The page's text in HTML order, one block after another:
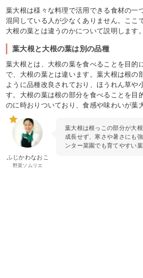
葉大根は様々な料理で活用できる食材の一
混同している人が少なくありません。ここ
大根の葉とは違うのかについて説明します。
葉大根と大根の葉は別の品種
葉大根とは、大根の葉を食べることを目的
で、大根の葉とは違います。葉大根は根の
ように品種改良されており、ほうれん草や
す。大根の葉は根の部分を食べることを目
のに時おりついており、食感や味わいが葉
ふじかわなおこ
野菜ソムリエ
葉大根は根っこの部分が大
成長せず、寒さや暑さにも
ンター菜園でも育てやすい葉